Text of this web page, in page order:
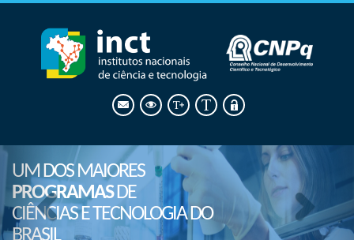
UM DOS MAIORES
PROGRAMASDE
CIÊNCIAS E TECNOLOGIA DO
BRASIL